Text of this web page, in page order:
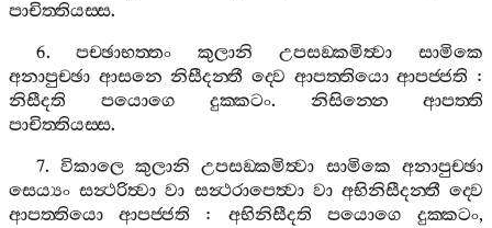
පාචිත‍්තියස‍්ස.
6.පච‍්ඡාභත‍්තං කුලානි උපසඞ‍්කමිත්‍වා
සාමිකෙ
අනාපුච‍්ඡා ආසනෙ නිසීදන‍්තී ද‍්වෙ ආපත‍්තියො ආපජ‍්ජති :
නිසීදති
පයොගෙ දුක‍්කටං. නිසින‍්නෙ
ආපත‍්ති
පාචිත‍්තියස‍්ස.
7. විකාලෙ කුලානි උපසඞ‍්කමිත්‍වා සාමිකෙ අනාපුච‍්ඡා
සෙය්‍යං සන්‍ථරිත්‍වා වා සන්‍ථරාපෙත්‍වා වා අභිනිසීදන‍්තී ද‍්වෙ
ආපත‍්තියො
ආපජ‍්ජති : අභිනිසීදති පයොගෙ දුක‍්කටං,